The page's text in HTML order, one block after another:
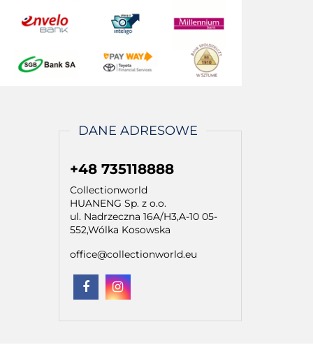
DANE ADRESOWE
+48 735118888
Collectionworld
HUANENG Sp. z o.o.
ul. Nadrzeczna 16A/H3,A-10 05-
552,Wólka Kosowska
office@collectionworld.eu